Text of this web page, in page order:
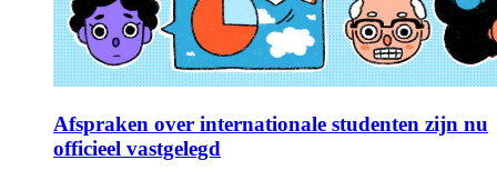
Afspraken over internationale studenten zijn nu
officieel vastgelegd